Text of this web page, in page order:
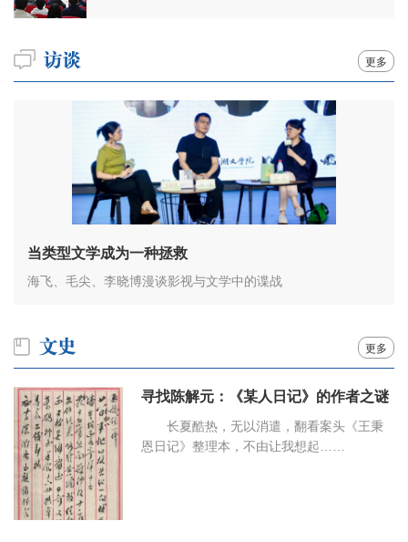
更多
当类型文学成为一种拯救
海飞、毛尖、李晓博漫谈影视与文学中的谍战
更多
寻找陈解元：《某人日记》的作者之谜
长夏酷热，无以消遣，翻看案头《王秉
恩日记》整理本，不由让我想起……